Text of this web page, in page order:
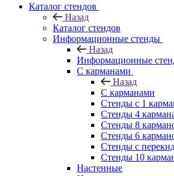
Каталог стендов
Назад
Каталог стендов
Информационные стенды
Назад
Информационные
С карманами
Назад
С карманами
Стенды с 1
Стенды 4
Стенды 8
Стенды 6
Стенды с
Стенды 10
Настенные